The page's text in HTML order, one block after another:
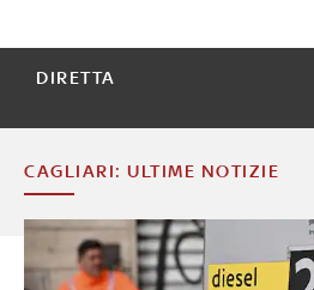
DIRETTA
CAGLIARI: ULTIME NOTIZIE